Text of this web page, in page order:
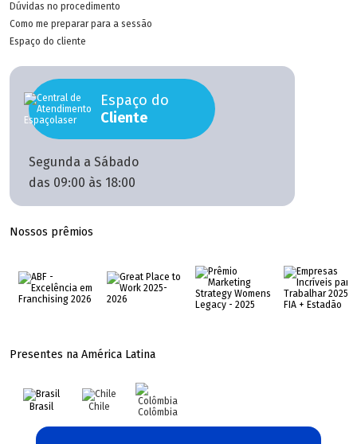
Dúvidas no procedimento
Como me preparar para a sessão
Espaço do cliente
Espaço do
Cliente
Segunda a Sábado
das 09:00 às 18:00
Nossos prêmios
Presentes na América Latina
Brasil Chile Colômbia